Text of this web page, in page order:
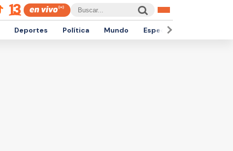
Deportes Política Mundo Espectáculos